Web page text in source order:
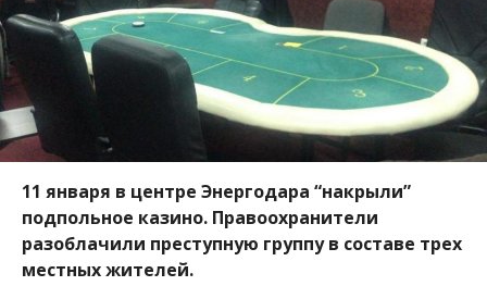
Об этомИнформаторустало известно из
сообщения пресс-службы прокуратуры
Запорожской области. Игорное заведение
находилось в одном из торговых центров и
специализировалось на игре в покер.
Казино работало два года. Попасть в него можно
было только по предварительной